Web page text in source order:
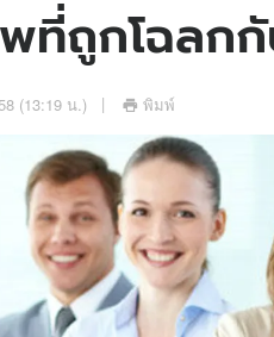
เทิง
ตจีน
วชัวร์
สถิติ
ที่ถูกโฉลก
(13:19 น.) พิมพ์